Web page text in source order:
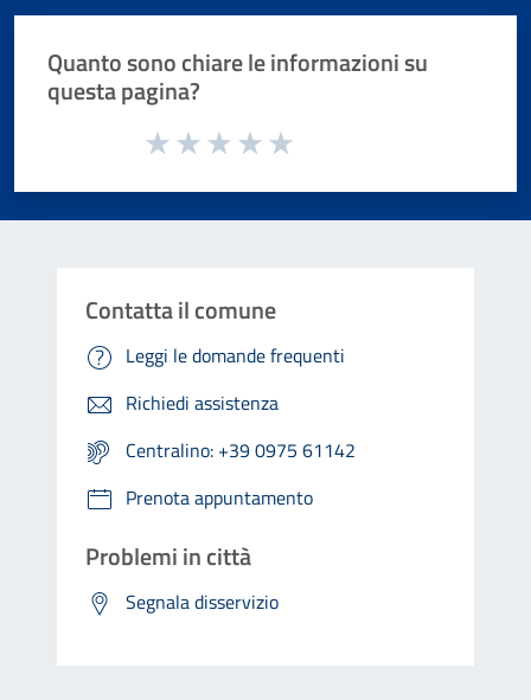
Quanto sono chiare le informazioni su
questa pagina?
Valuta da 1 a 5 stelle la pagina
Contatta il comune
Leggi le domande frequenti
Richiedi assistenza
Centralino: +39 0975 61142
Prenota appuntamento
Problemi in città
Segnala disservizio